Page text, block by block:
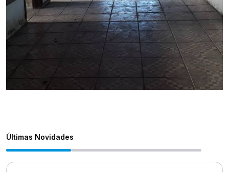
Últimas Novidades